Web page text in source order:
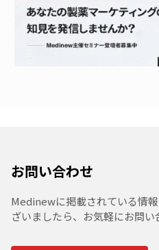
お問い合わせ
Medinewに掲載されている情
ざいましたら、お気軽にお問い